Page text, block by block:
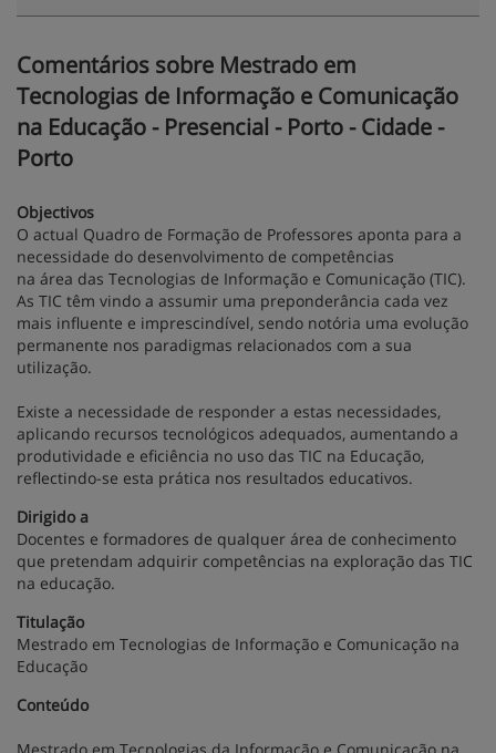
Comentários sobre Mestrado em
Tecnologias de Informação e Comunicação
na Educação - Presencial - Porto - Cidade -
Porto
Objectivos
O actual Quadro de Formação de Professores aponta para a
necessidade do desenvolvimento de competências
na área das Tecnologias de Informação e Comunicação (TIC).
As TIC têm vindo a assumir uma preponderância cada vez
mais influente e imprescindível, sendo notória uma evolução
permanente nos paradigmas relacionados com a sua
utilização.
Existe a necessidade de responder a estas necessidades,
aplicando recursos tecnológicos adequados, aumentando a
produtividade e eficiência no uso das TIC na Educação,
reflectindo-se esta prática nos resultados educativos.
Dirigido a
Docentes e formadores de qualquer área de conhecimento
que pretendam adquirir competências na exploração das TIC
na educação.
Titulação
Mestrado em Tecnologias de Informação e Comunicação na
Educação
Conteúdo